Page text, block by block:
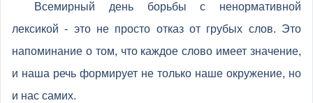
Всемирный день борьбы с ненормативной
лексикой - это не просто отказ от грубых слов. Это
напоминание о том, что каждое слово имеет значение,
и наша речь формирует не только наше окружение, но
и нас самих.